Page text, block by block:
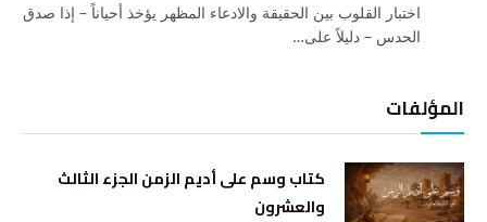
اختبار القلوب بين الحقيقة والادعاء المظهر يؤخذ أحياناً – إذا صدق
الحدس – دليلاً على…
المؤلفات
كتاب وسم على أديم الزمن الجزء الثالث
والعشرون